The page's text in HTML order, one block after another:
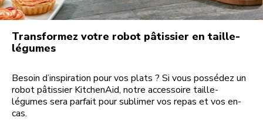
Transformez votre robot pâtissier en taille-
légumes
Besoin d’inspiration pour vos plats ? Si vous possédez un
robot pâtissier KitchenAid, notre accessoire taille-
légumes sera parfait pour sublimer vos repas et vos en-
cas.